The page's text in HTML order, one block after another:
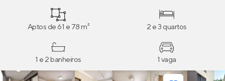
Aptos de 61 e 78 m² 2 e 3 quartos
1 e 2 banheiros 1 vaga